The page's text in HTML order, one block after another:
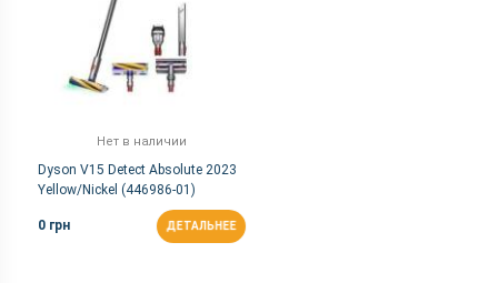
Нет в наличии
Dyson V15 Detect Absolute 2023
Yellow/Nickel (446986-01)
0 грн ДЕТАЛЬНЕЕ